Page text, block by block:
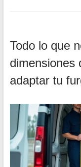
Todo lo que
dimensiones
adaptar tu